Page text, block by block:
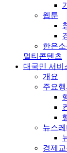
웹툰
한은소
멀티콘텐츠
대국민 서비
개요
주요
뉴스레
경제